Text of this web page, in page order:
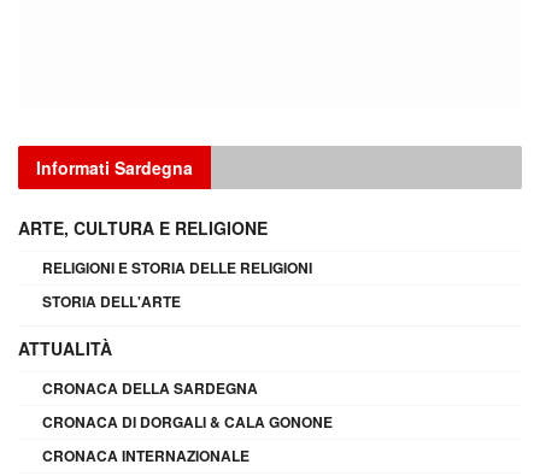
Informati Sardegna
ARTE, CULTURA E RELIGIONE
RELIGIONI E STORIA DELLE RELIGIONI
STORIA DELL'ARTE
ATTUALITÀ
CRONACA DELLA SARDEGNA
CRONACA DI DORGALI & CALA GONONE
CRONACA INTERNAZIONALE